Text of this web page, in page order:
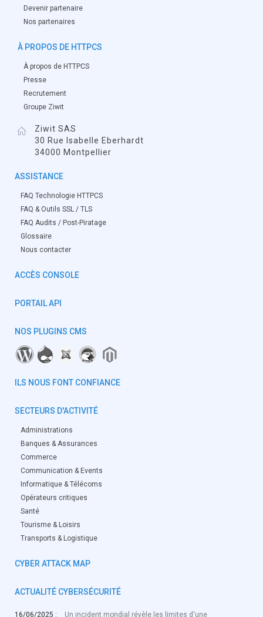
Devenir partenaire
Nos partenaires
À PROPOS DE HTTPCS
À propos de HTTPCS
Presse
Recrutement
Groupe Ziwit
Ziwit SAS
30 Rue Isabelle Eberhardt
34000 Montpellier
ASSISTANCE
FAQ Technologie HTTPCS
FAQ & Outils SSL / TLS
FAQ Audits / Post-Piratage
Glossaire
Nous contacter
ACCÈS CONSOLE
PORTAIL API
NOS PLUGINS CMS
ILS NOUS FONT CONFIANCE
SECTEURS D'ACTIVITÉ
Administrations
Banques & Assurances
Commerce
Communication & Events
Informatique & Télécoms
Opérateurs critiques
Santé
Tourisme & Loisirs
Transports & Logistique
CYBER ATTACK MAP
ACTUALITÉ CYBERSÉCURITÉ
16/06/2025 :
Un incident mondial révèle les limites d'une